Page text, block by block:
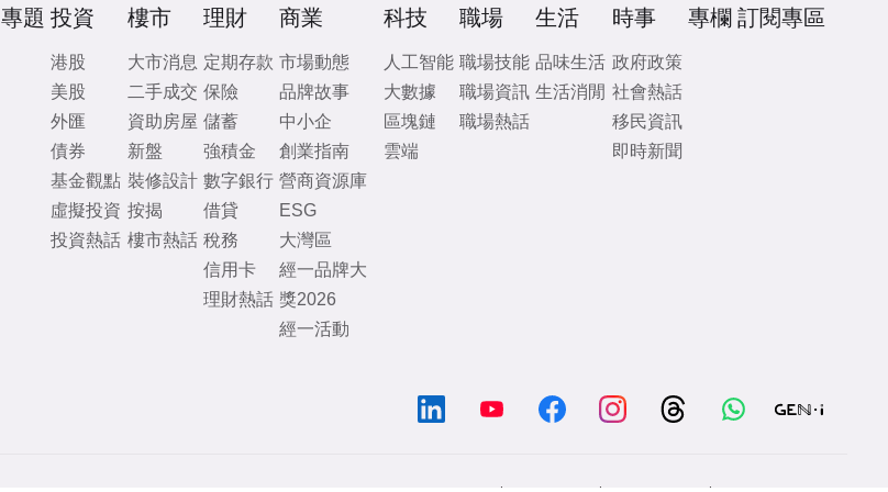
專題 投資
港股
美股
外匯
債券
基金觀點
虛擬投資
投資熱話
樓市
大市消息
二手成交
資助房屋
新盤
裝修設計
按揭
樓市熱話
理財
定期存款
保險
儲蓄
強積金
數字銀行
借貸
稅務
信用卡
理財熱話
商業
市場動態
品牌故事
中小企
創業指南
營商資源庫
ESG
大灣區
經一品牌大
獎2026
經一活動
科技
人工智能
大數據
區塊鏈
雲端
職場
職場技能
職場資訊
職場熱話
生活
品味生活
生活消閒
時事
政府政策
社會熱話
移民資訊
即時新聞
專欄 訂閱專區